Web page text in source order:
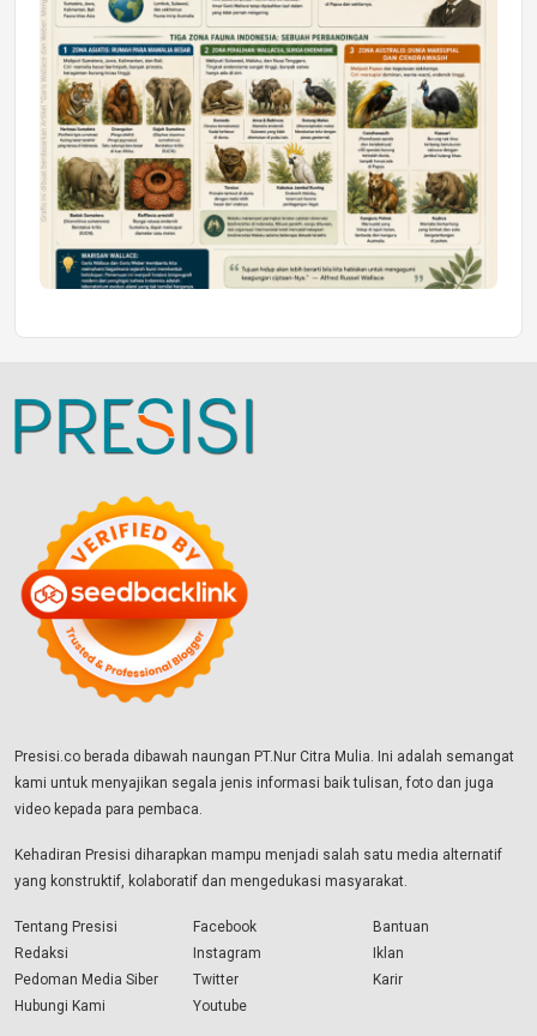
Presisi.co berada dibawah naungan PT.Nur Citra Mulia. Ini adalah semangat
kami untuk menyajikan segala jenis informasi baik tulisan, foto dan juga
video kepada para pembaca.
Kehadiran Presisi diharapkan mampu menjadi salah satu media alternatif
yang konstruktif, kolaboratif dan mengedukasi masyarakat.
Tentang Presisi
Redaksi
Pedoman Media Siber
Hubungi Kami
Facebook
Instagram
Twitter
Youtube
Bantuan
Iklan
Karir